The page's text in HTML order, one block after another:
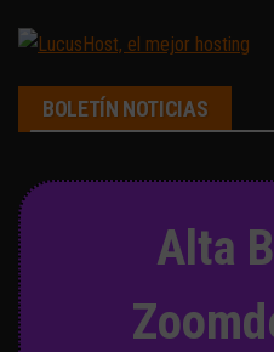
entradas
BOLETÍN NOTICIAS
Alta